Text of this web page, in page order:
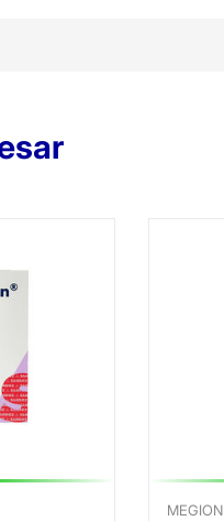
MEGION